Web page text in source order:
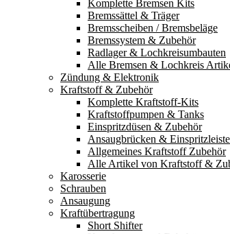
Komplette Bremsen Kits
Bremssättel & Träger
Bremsscheiben / Bremsbeläge
Bremssystem & Zubehör
Radlager & Lochkreisumbauten
Alle Bremsen & Lochkreis
Zündung & Elektronik
Kraftstoff & Zubehör
Komplette Kraftstoff-Kits
Kraftstoffpumpen & Tanks
Einspritzdüsen & Zubehör
Ansaugbrücken &
Allgemeines Kraftstoff Zubehör
Alle Artikel von Kraftstoff &
Karosserie
Schrauben
Ansaugung
Kraftübertragung
Short Shifter